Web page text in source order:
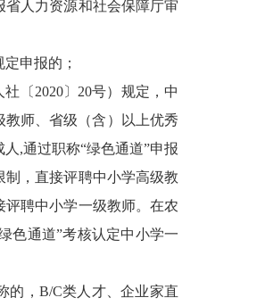
人力资源和社会保障厅审
申报的；
〔2020〕20号）规定，中
师、省级（含）以上优秀
,通过职称“绿色通道”申报
，直接评聘中小学高级教
聘中小学一级教师。在农
色通道”考核认定中小学一
的，B/C类人才、企业家直